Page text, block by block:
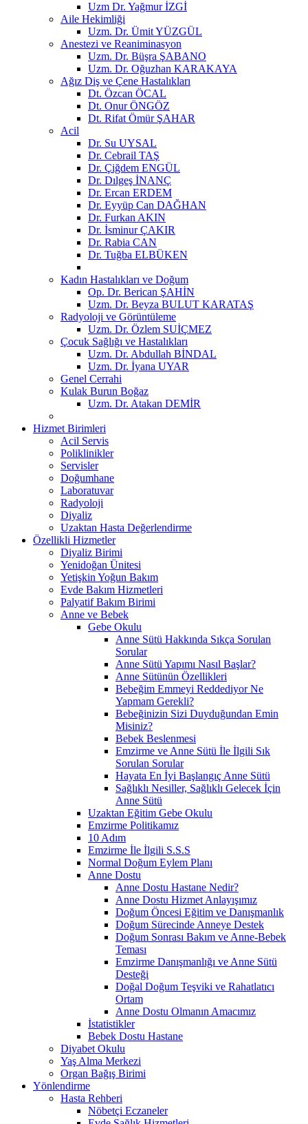
Uzm Dr. Yağmur İZGİ
Aile Hekimliği
Uzm. Dr. Ümit YÜZGÜL
Anestezi ve Reaniminasyon
Uzm. Dr. Büşra ŞABANO
Uzm. Dr. Oğuzhan KARAKAYA
Ağız Diş ve Çene Hastalıkları
Dt. Özcan ÖCAL
Dt. Onur ÖNGÖZ
Dt. Rifat Ömür ŞAHAR
Acil
Dr. Su UYSAL
Dr. Cebrail TAŞ
Dr. Çiğdem ENGÜL
Dr. Dılgeş İNANÇ
Dr. Ercan ERDEM
Dr. Eyyüp Can DAĞHAN
Dr. Furkan AKIN
Dr. İsminur ÇAKIR
Dr. Rabia CAN
Dr. Tuğba ELBÜKEN
Kadın Hastalıkları ve Doğum
Op. Dr. Berican ŞAHİN
Uzm. Dr. Beyza BULUT KARATAŞ
Radyoloji ve Görüntüleme
Uzm. Dr. Özlem SUİÇMEZ
Çocuk Sağlığı ve Hastalıkları
Uzm. Dr. Abdullah BİNDAL
Uzm. Dr. İyana UYAR
Genel Cerrahi
Kulak Burun Boğaz
Uzm. Dr. Atakan DEMİR
Hizmet Birimleri
Acil Servis
Poliklinikler
Servisler
Doğumhane
Laboratuvar
Radyoloji
Diyaliz
Uzaktan Hasta Değerlendirme
Özellikli Hizmetler
Diyaliz Birimi
Yenidoğan Ünitesi
Yetişkin Yoğun Bakım
Evde Bakım Hizmetleri
Palyatif Bakım Birimi
Anne ve Bebek
Gebe Okulu
Anne Sütü Hakkında Sıkça Sorulan
Sorular
Anne Sütü Yapımı Nasıl Başlar?
Anne Sütünün Özellikleri
Bebeğim Emmeyi Reddediyor Ne
Yapmam Gerekli?
Bebeğinizin Sizi Duyduğundan Emin
Misiniz?
Bebek Beslenmesi
Emzirme ve Anne Sütü İle İlgili Sık
Sorulan Sorular
Hayata En İyi Başlangıç Anne Sütü
Sağlıklı Nesiller, Sağlıklı Gelecek İçin
Anne Sütü
Uzaktan Eğitim Gebe Okulu
Emzirme Politikamız
10 Adım
Emzirme İle İlgili S.S.S
Normal Doğum Eylem Planı
Anne Dostu
Anne Dostu Hastane Nedir?
Anne Dostu Hizmet Anlayışımız
Doğum Öncesi Eğitim ve Danışmanlık
Doğum Sürecinde Anneye Destek
Doğum Sonrası Bakım ve Anne-Bebek
Teması
Emzirme Danışmanlığı ve Anne Sütü
Desteği
Doğal Doğum Teşviki ve Rahatlatıcı
Ortam
Anne Dostu Olmanın Amacımız
İstatistikler
Bebek Dostu Hastane
Diyabet Okulu
Yaş Alma Merkezi
Organ Bağış Birimi
Yönlendirme
Hasta Rehberi
Nöbetçi Eczaneler